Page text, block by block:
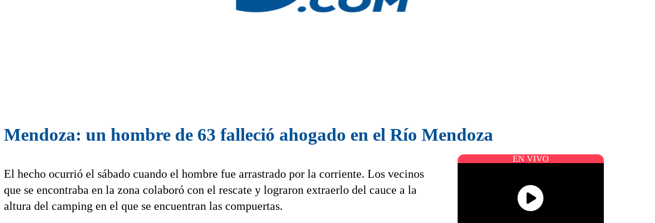
Mendoza: un hombre de 63 falleció ahogado en el Río Mendoza
El hecho ocurrió el sábado cuando el hombre fue arrastrado por la corriente. Los vecinos
que se encontraba en la zona colaboró con el rescate y lograron extraerlo del cauce a la
altura del camping en el que se encuentran las compuertas.
EN VIVO